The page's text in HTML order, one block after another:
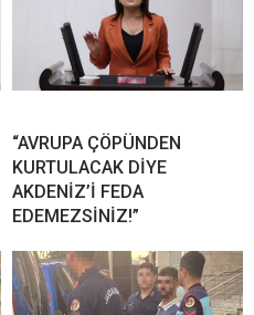
“AVRUPA ÇÖPÜNDEN
KURTULACAK DİYE
AKDENİZ’İ FEDA
EDEMEZSİNİZ!”